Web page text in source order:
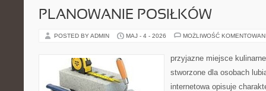
PLANOWANIE POSIŁKÓW
POSTED BY ADMIN MAJ - 4 - 2026 MOŻLIWOŚĆ
przyjazne miejsce
stworzone dla osobach
internetowa opisuje